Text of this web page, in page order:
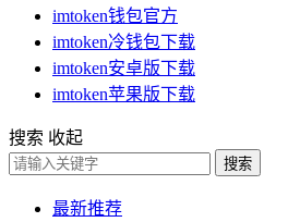
imtoken钱包官方
imtoken冷钱包下载
imtoken安卓版下载
imtoken苹果版下载
搜索 收起
搜索
最新推荐